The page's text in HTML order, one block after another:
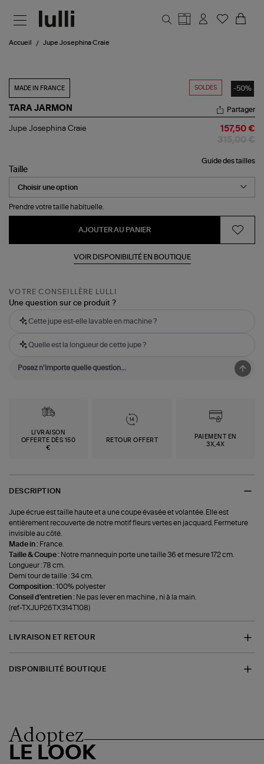
Accueil Jupe Josephina Craie
SOLDES -50%
MADE IN FRANCE
TARA JARMON
Jupe
Partager
Jupe Josephina Craie 157,50 €
Guide des tailles
Taille
Prendre votre taille habituelle.
AJOUTER AU PANIER
VOIR DISPONIBILITÉ EN BOUTIQUE
VOTRE CONSEILLÈRE LULLI
Une question sur ce produit ?
Cette jupe est-elle lavable en machine ?
Quelle est la longueur de cette jupe ?
LIVRAISON
OFFERTE DÈS 150
€
RETOUR OFFERT
PAIEMENT EN
3X,4X
DESCRIPTION
Jupe écrue est taille haute et a une coupe évasée et volantée. Elle est
entièrement recouverte de notre motif fleurs vertes en jacquard. Fermeture
invisible au côté.
Made in : France.
Taille & Coupe : Notre mannequin porte une taille 36 et mesure 172 cm.
Longueur : 78 cm.
Demi tour de taille : 34 cm.
Composition :100% polyester
Conseil d'entretien : Ne pas lever en machine , ni à la main.
(ref-TXJUP26TX314T108)
LIVRAISON ET RETOUR
DISPONIBILITÉ BOUTIQUE
Adoptez
LE LOOK